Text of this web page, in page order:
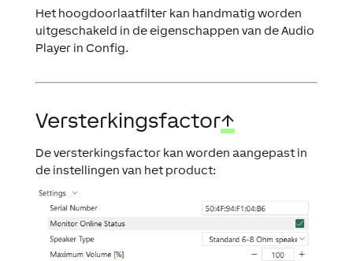
Het hoogdoorlaatfilter kan handmatig worden
uitgeschakeld in de eigenschappen van de Audio
Player in Config.
Versterkingsfactor↑
De versterkingsfactor kan worden aangepast in
de instellingen van het product: